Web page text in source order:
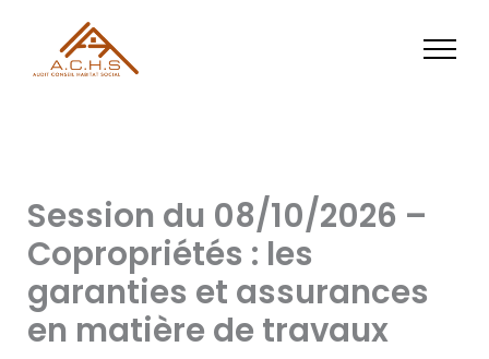
contenu
Session du 08/10/2026 –
Copropriétés : les
garanties et assurances
en matière de travaux